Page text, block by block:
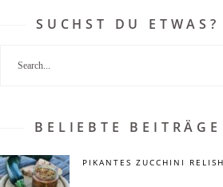
SUCHST DU ETWAS?
BELIEBTE BEITRÄGE
PIKANTES ZUCCHINI RELISH